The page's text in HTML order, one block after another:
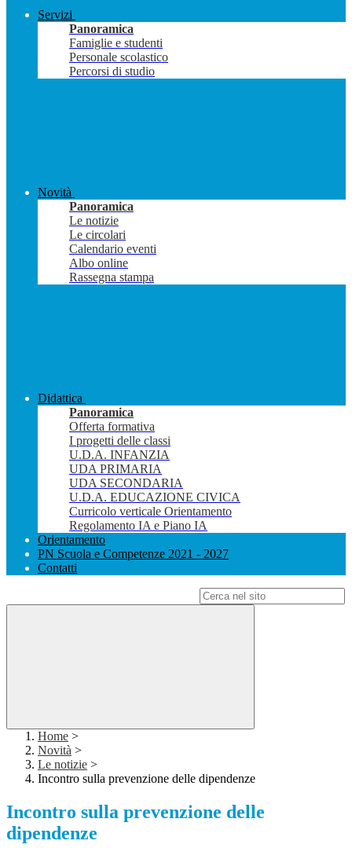
Servizi
Panoramica
Famiglie e studenti
Personale scolastico
Percorsi di studio
Novità
Panoramica
Le notizie
Le circolari
Calendario eventi
Albo online
Rassegna stampa
Didattica
Panoramica
Offerta formativa
I progetti delle classi
U.D.A. INFANZIA
UDA PRIMARIA
UDA SECONDARIA
U.D.A. EDUCAZIONE CIVICA
Curricolo verticale Orientamento
Regolamento IA e Piano IA
Orientamento
PN Scuola e Competenze 2021 - 2027
Contatti
Home >
Novità >
Le notizie >
Incontro sulla prevenzione delle dipendenze
Incontro sulla prevenzione delle
dipendenze